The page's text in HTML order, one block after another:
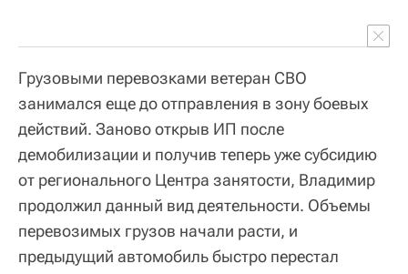
Грузовыми перевозками ветеран СВО
занимался еще до отправления в зону боевых
действий. Заново открыв ИП после
демобилизации и получив теперь уже субсидию
от регионального Центра занятости, Владимир
продолжил данный вид деятельности. Объемы
перевозимых грузов начали расти, и
предыдущий автомобиль быстро перестал